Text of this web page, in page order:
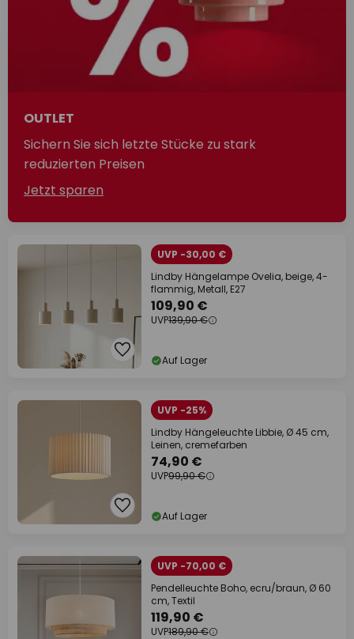
OUTLET
Sichern Sie sich letzte Stücke zu stark
reduzierten Preisen
Jetzt sparen
UVP -30,00 €
Lindby Hängelampe Ovelia, beige, 4-
flammig, Metall, E27
109,90 €
UVP139,90 €
Auf Lager
UVP -25%
Lindby Hängeleuchte Libbie, Ø 45 cm,
Leinen, cremefarben
74,90 €
UVP99,90 €
Auf Lager
UVP -70,00 €
Pendelleuchte Boho, ecru/braun, Ø 60
cm, Textil
119,90 €
UVP189,90 €